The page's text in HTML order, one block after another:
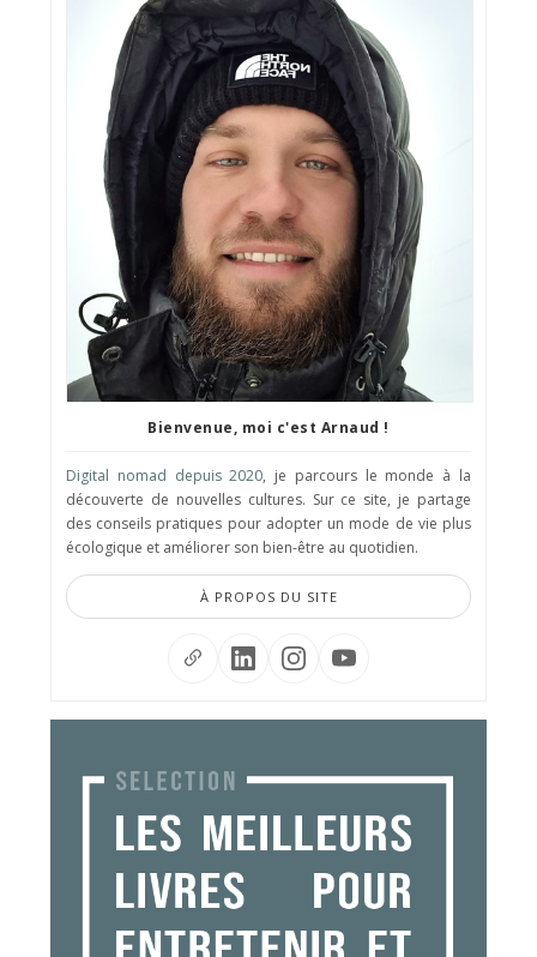
Bienvenue, moi c'est Arnaud !
Digital nomad depuis 2020, je parcours le monde à la
découverte de nouvelles cultures. Sur ce site, je partage
des conseils pratiques pour adopter un mode de vie plus
écologique et améliorer son bien-être au quotidien.
À PROPOS DU SITE